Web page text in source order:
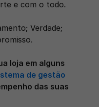
e com o todo.
Verdade;
loja em alguns
de gestão
das suas